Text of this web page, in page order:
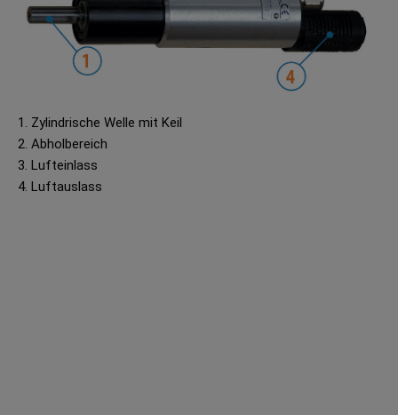
1. Zylindrische Welle mit Keil
2. Abholbereich
3. Lufteinlass
4. Luftauslass